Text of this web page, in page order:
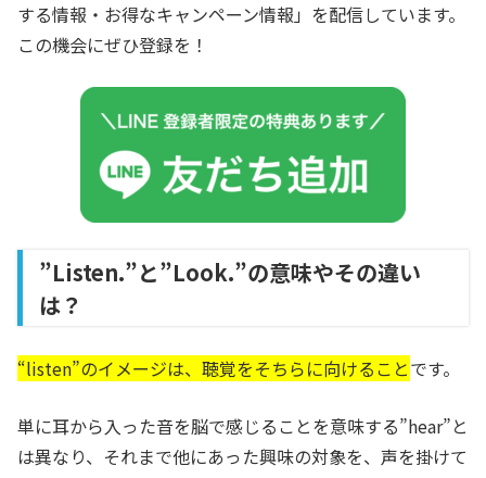
する情報・お得なキャンペーン情報」を配信しています。
この機会にぜひ登録を！
”Listen.”と”Look.”の意味やその違い
は？
“listen”のイメージは、聴覚をそちらに向けることです。
単に耳から入った音を脳で感じることを意味する”hear”と
は異なり、それまで他にあった興味の対象を、声を掛けて